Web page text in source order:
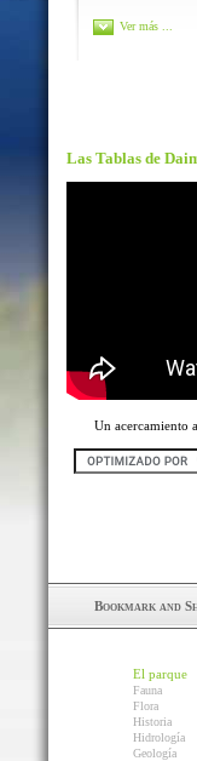
Ver más ...
Las Tablas de
Un acercamiento
El parque
Fauna
Flora
Historia
Hidrología
Geología